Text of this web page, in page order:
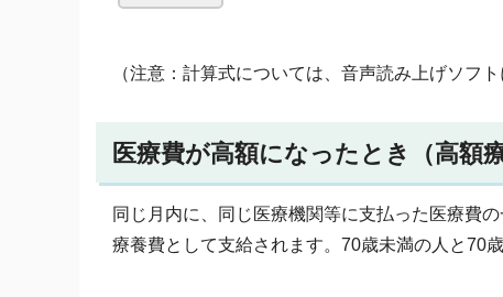
（注意：計算式については、音声読み上げソフ
医療費が高額になったとき（高額
同じ月内に、同じ医療機関等に支払った医療費
療養費として支給されます。70歳未満の人と70